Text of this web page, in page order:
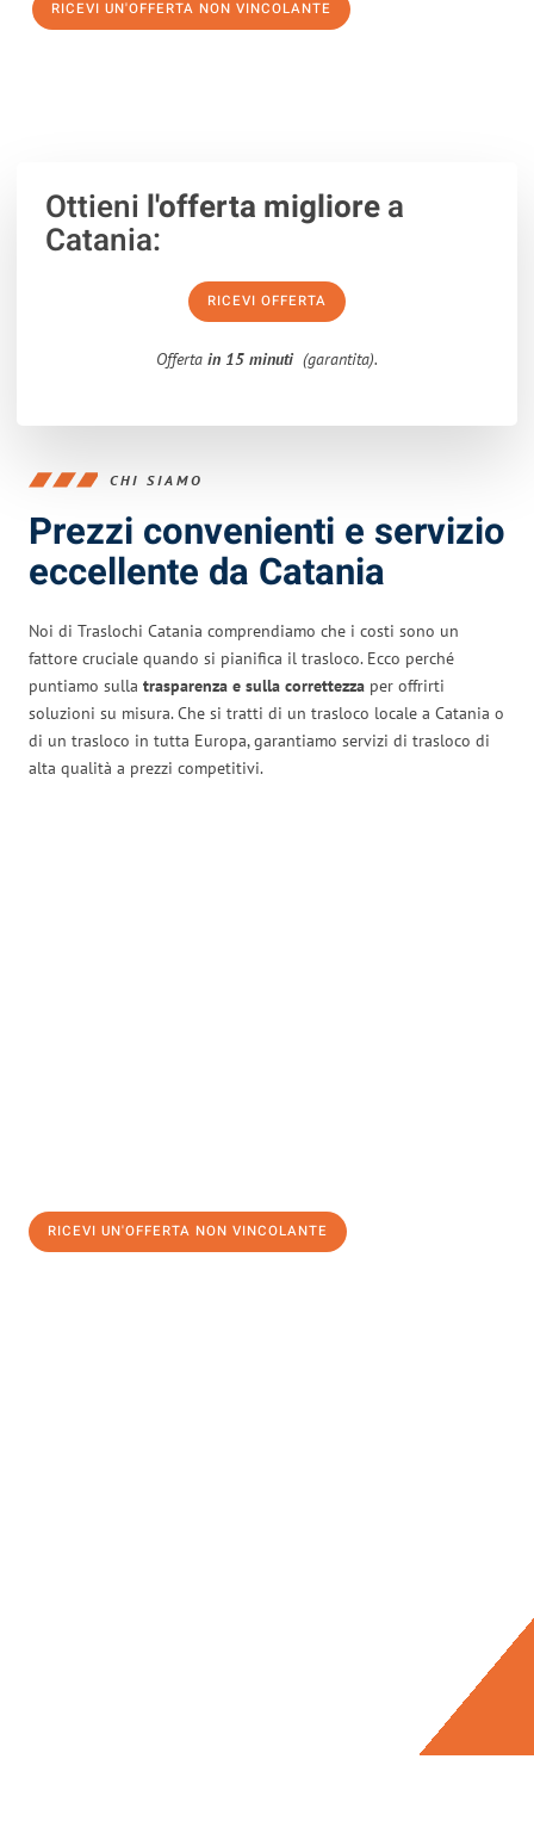
RICEVI UN'OFFERTA NON VINCOLANTE
Ottieni l'offerta migliorea
Catania:
RICEVI OFFERTA
Offerta in 15 minuti (garantita).
CHI SIAMO
Prezzi convenienti e servizio
eccellente da Catania
Noi di Traslochi Catania comprendiamo che i costi sono un
fattore cruciale quando si pianifica il trasloco. Ecco perché
puntiamo sulla trasparenza e sulla correttezza per offrirti
soluzioni su misura. Che si tratti di un trasloco locale a Catania o
di un trasloco in tutta Europa, garantiamo servizi di trasloco di
alta qualità a prezzi competitivi.
RICEVI UN'OFFERTA NON VINCOLANTE